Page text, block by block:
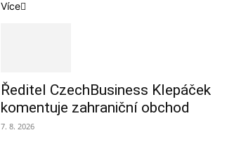
Více
Ředitel CzechBusiness Klepáček
komentuje zahraniční obchod
7. 8. 2026